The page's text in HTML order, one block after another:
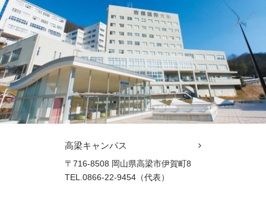
高梁キャンパス
〒716-8508 岡山県高梁市伊賀町8
TEL.0866-22-9454（代表）